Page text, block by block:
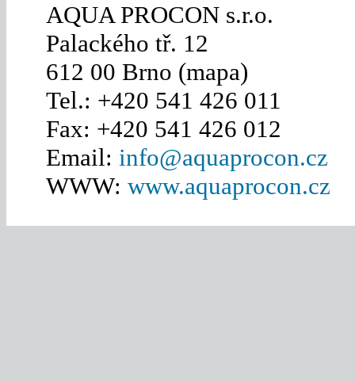
AQUA PROCON s.r.o.
Palackého tř. 12
612 00 Brno (mapa)
Tel.: +420 541 426 011
Fax: +420 541 426 012
Email: info@aquaprocon.cz
WWW: www.aquaprocon.cz